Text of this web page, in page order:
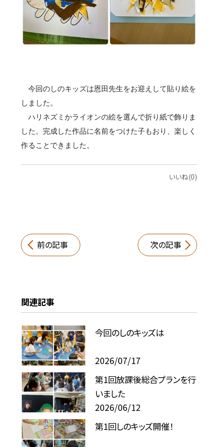
今回のしのキッズは恩田先生をお迎えして貼り絵を
しました。
ハリネズミかライオンの絵を選んで折り紙で飾りま
した。完成した作品に名前をつけた子もおり、楽しく
作ることできました。
いいね(0)
前の記事 次の記事
関連記事
今回のしのキッズは
2026/07/17
第1回放課後総合プランを行
いました
2026/06/12
第1回しのキッズ開催！